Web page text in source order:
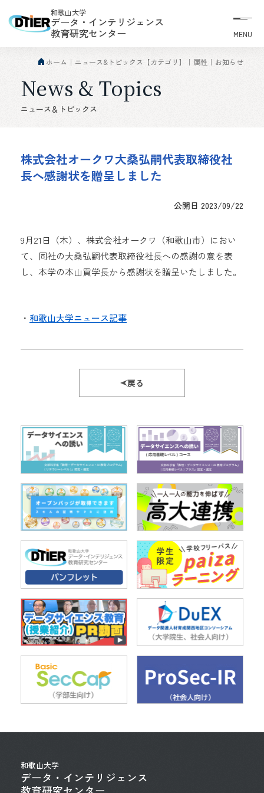
和歌山大学
データ・インテリジェンス
教育研究センター MENU
ホーム ニュース&トピックス【カテゴリ】 属性 お知らせ
News & Topics
ニュース＆トピックス
株式会社オークワ大桑弘嗣代表取締役社
長へ感謝状を贈呈しました
公開日 2023/09/22
9月21日（木）、株式会社オークワ（和歌山市）におい
て、同社の大桑弘嗣代表取締役社長への感謝の意を表
し、本学の本山貢学長から感謝状を贈呈いたしました。
・ 和歌山大学ニュース記事
戻る
和歌山大学
データ・インテリジェンス